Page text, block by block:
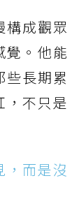
構成觀眾
覺。​他能
些長期累
，不只是
，而是沒